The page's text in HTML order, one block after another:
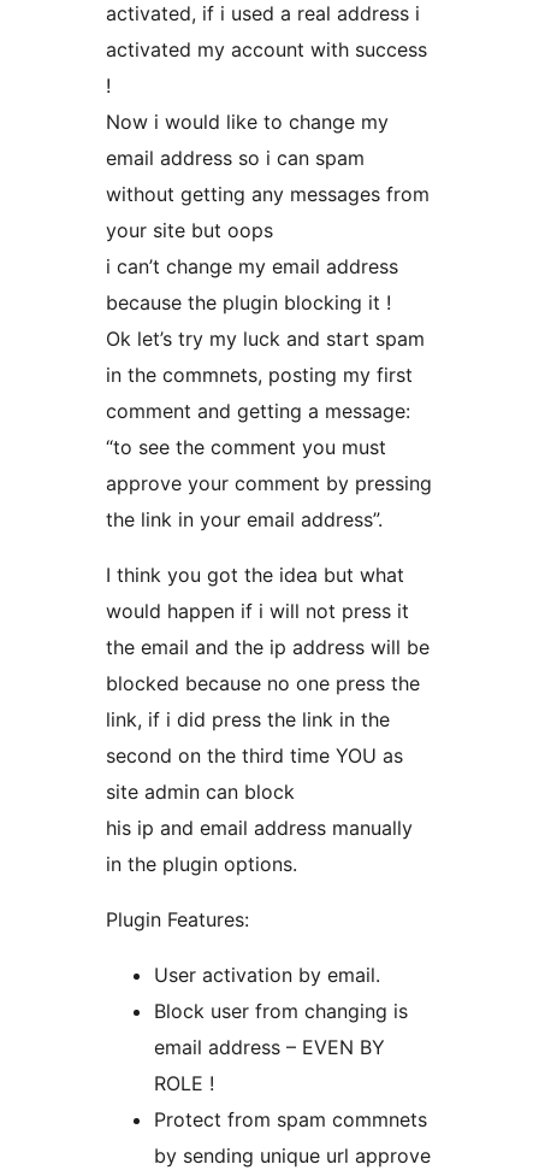
activated, if i used a real address i
activated my account with success
!
Now i would like to change my
email address so i can spam
without getting any messages from
your site but oops
i can’t change my email address
because the plugin blocking it !
Ok let’s try my luck and start spam
in the commnets, posting my first
comment and getting a message:
“to see the comment you must
approve your comment by pressing
the link in your email address”.
I think you got the idea but what
would happen if i will not press it
the email and the ip address will be
blocked because no one press the
link, if i did press the link in the
second on the third time YOU as
site admin can block
his ip and email address manually
in the plugin options.
Plugin Features:
User activation by email.
Block user from changing is
email address – EVEN BY
ROLE !
Protect from spam commnets
by sending unique url approve